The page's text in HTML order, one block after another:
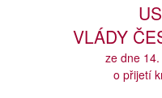
VLÁDY
ze dne
o přijetí